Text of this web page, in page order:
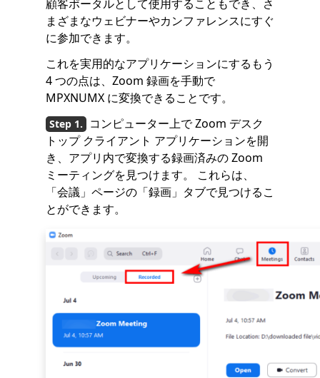
顧客ポータルとして使用することもでき、さ
まざまなウェビナーやカンファレンスにすぐ
に参加できます。
これを実用的なアプリケーションにするもう
4 つの点は、Zoom 録画を手動で
MPXNUMX に変換できることです。
コンピューター上で Zoom デスク
トップ クライアント アプリケーションを開
き、アプリ内で変換する録画済みの Zoom
ミーティングを見つけます。 これらは、
「会議」ページの「録画」タブで見つけるこ
とができます。